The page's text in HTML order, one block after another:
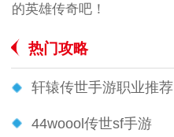
的英雄传奇吧！
热门攻略
轩辕传世手游职业推荐
44woool传世sf手游